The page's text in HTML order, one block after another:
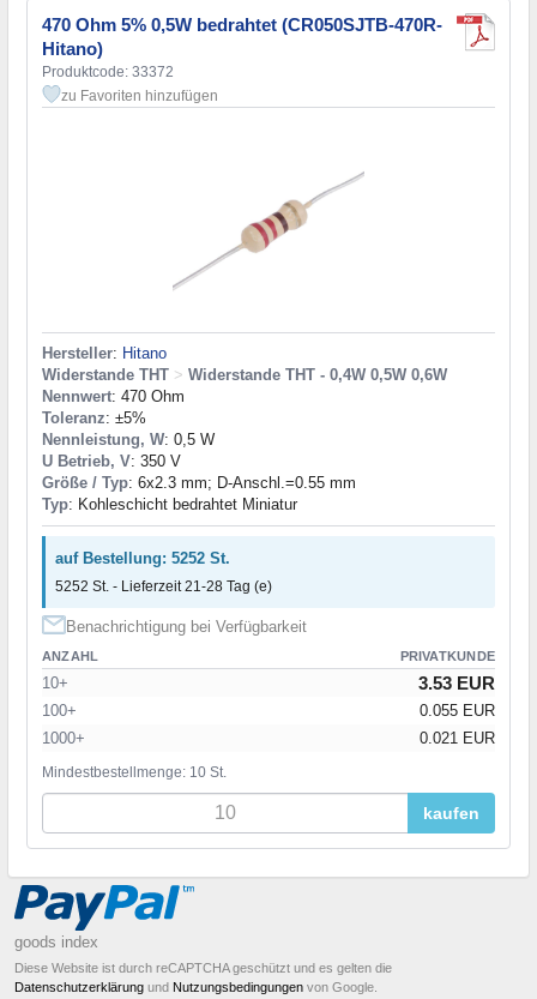
470 Ohm 5% 0,5W bedrahtet (CR050SJTB-470R-
Hitano)
Produktcode: 33372
zu Favoriten hinzufügen
Hersteller: Hitano
Widerstande THT > Widerstande THT - 0,4W 0,5W 0,6W
Nennwert: 470 Ohm
Toleranz: ±5%
Nennleistung, W: 0,5 W
U Betrieb, V: 350 V
Größe / Typ: 6x2.3 mm; D-Anschl.=0.55 mm
Typ: Kohleschicht bedrahtet Miniatur
auf Bestellung: 5252 St.
5252 St. - Lieferzeit 21-28 Tag (e)
Benachrichtigung bei Verfügbarkeit
ANZAHL PRIVATKUNDE
10+ 3.53 EUR
100+
0.055 EUR
1000+
0.021 EUR
Mindestbestellmenge: 10 St.
kaufen
goods index
Diese Website ist durch reCAPTCHA geschützt und es gelten die
Datenschutzerklärung und Nutzungsbedingungen von Google.